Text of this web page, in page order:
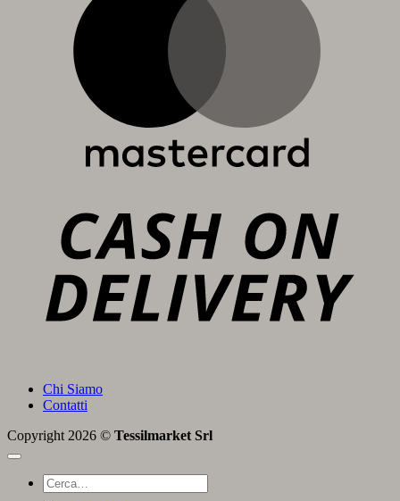
Chi Siamo
Contatti
Copyright 2026 © Tessilmarket Srl
Cerca: